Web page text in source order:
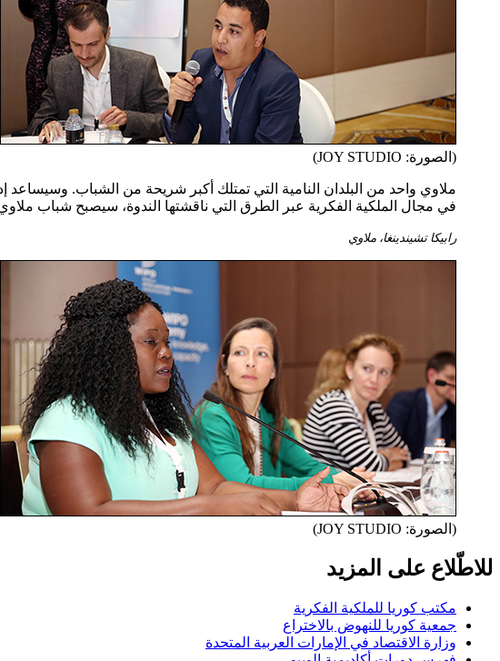
(الصورة: JOY STUDIO)
ملاوي واحد من البلدان النامية التي تمتلك أكبر شريحة من الشباب. وسيساعد
في مجال الملكية الفكرية عبر الطرق التي ناقشتها الندوة، سيصبح شباب ملاوي
رابيكا تشيندينغا، ملاوي
(الصورة: JOY STUDIO)
للاطّلاع على المزيد
مكتب كوريا للملكية الفكرية
جمعية كوريا للنهوض بالاختراع
وزارة الاقتصاد في الإمارات العربية المتحدة